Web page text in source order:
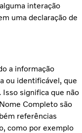
interação
uma declaração de
a informação
ou identificável, que
significa que não
Completo são
referências
como por exemplo